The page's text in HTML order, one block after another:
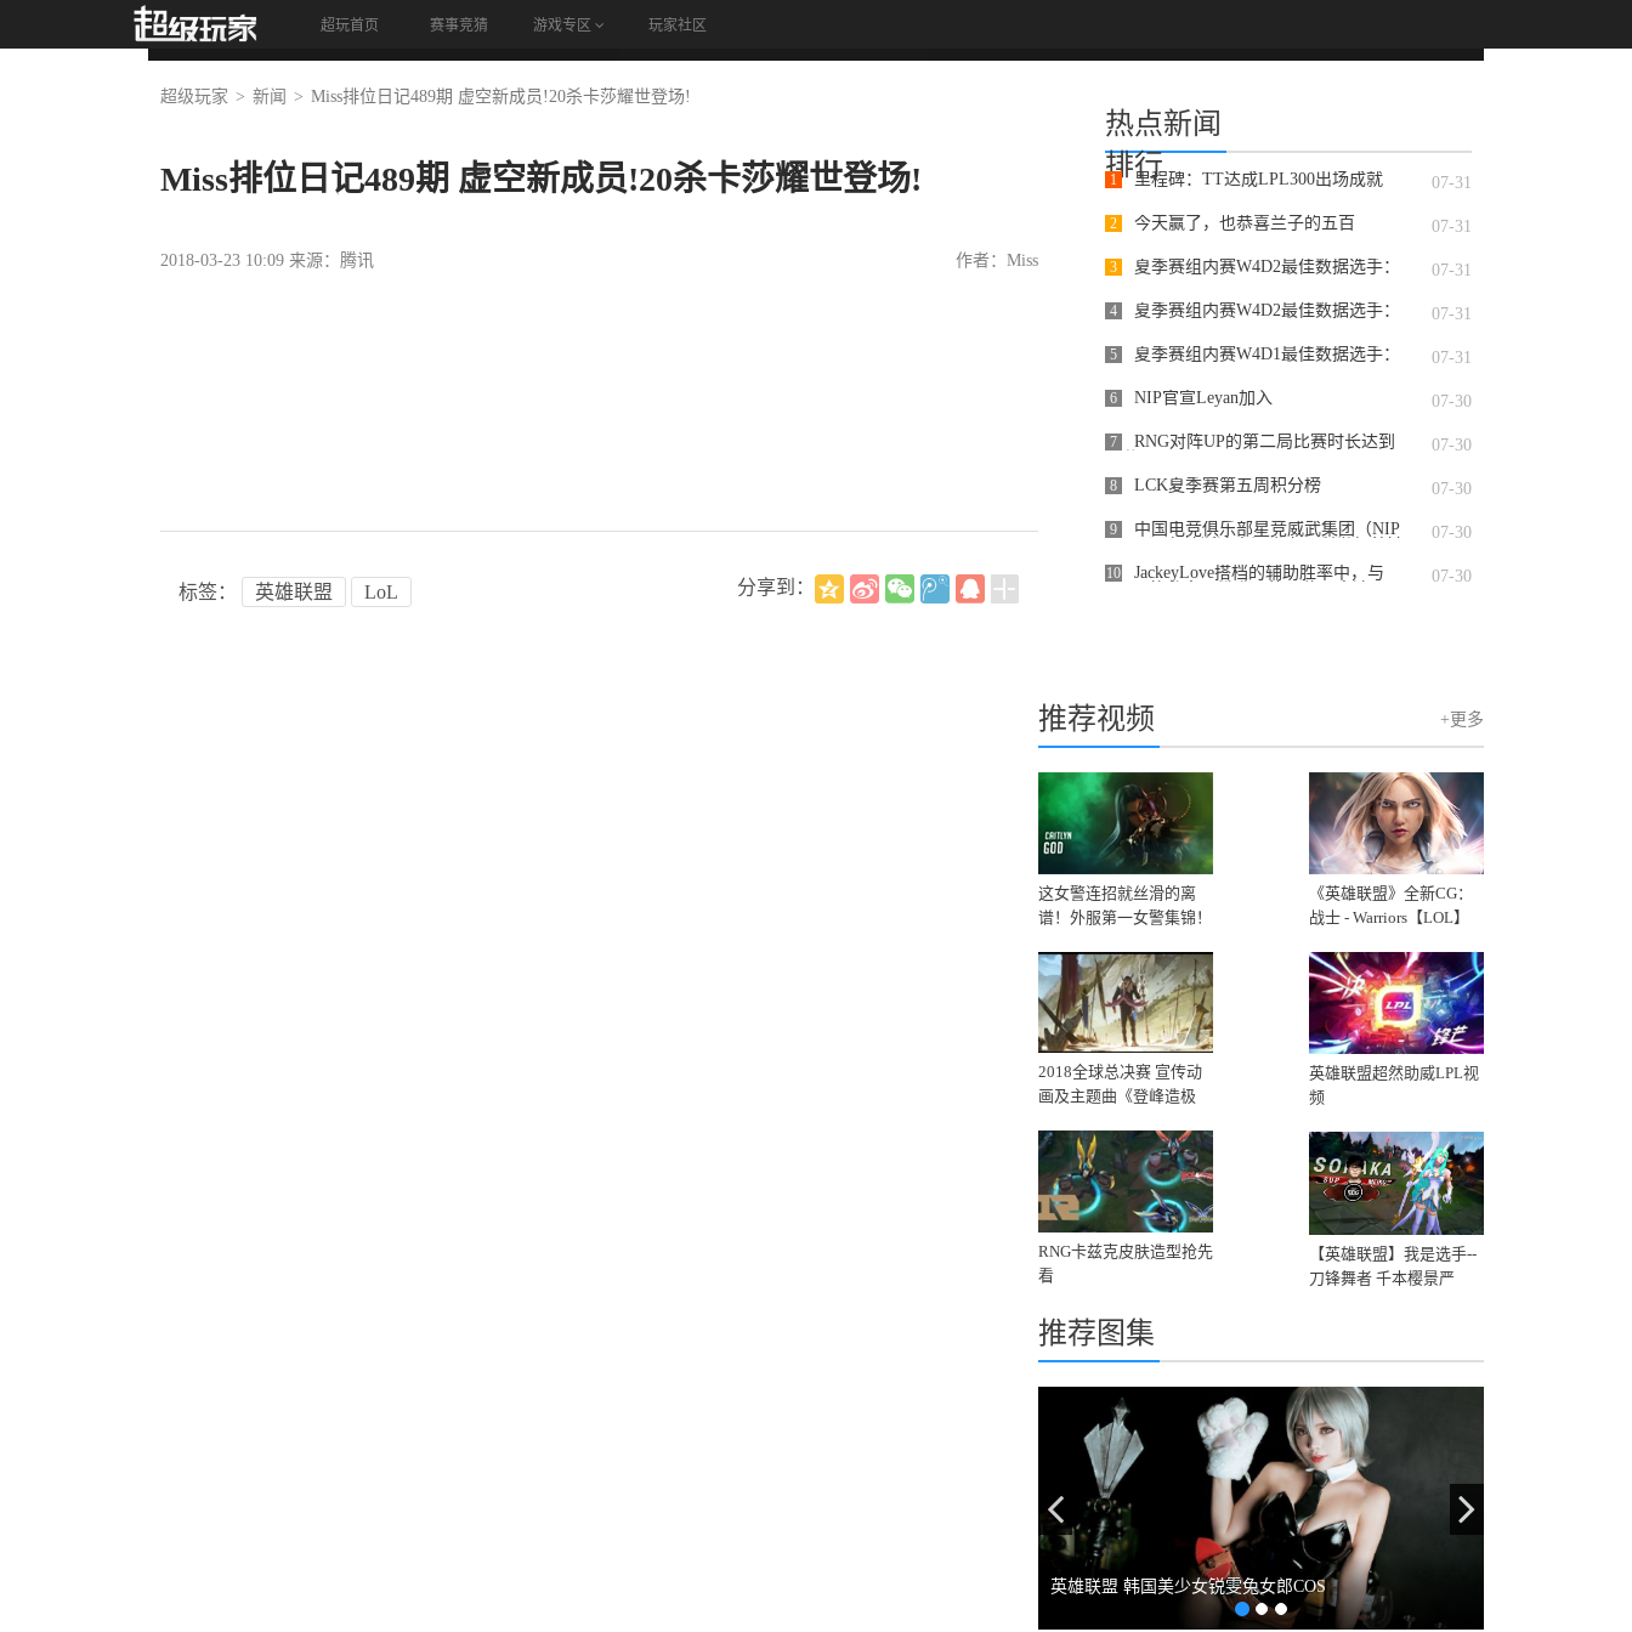
超玩首页 赛事竞猜 游戏专区 玩家社区
首页 视频 竞猜 论坛
超级玩家 新闻 Miss排位日记489期 虚空新成员!20杀卡莎耀世登场!
Miss排位日记489期 虚空新成员!20杀卡莎耀世登场!
2018-03-23 10:09 来源：腾讯 作者：Miss
标签： 英雄联盟 LoL 分享到：
热点新闻
排行
1 里程碑：TT达成LPL300出场成就 07-31
2 今天赢了，也恭喜兰子的五百 07-31
3
夏季赛组内赛W4D2最佳数据选手：
07-31
4
夏季赛组内赛W4D2最佳数据选手：
07-31
5
夏季赛组内赛W4D1最佳数据选手：
07-31
6 NIP官宣Leyan加入 07-30
7
RNG对阵UP的第二局比赛时长达到
07-30
8 LCK夏季赛第五周积分榜 07-30
9
中国电竞俱乐部星竞威武集团（NIP
仪式
07-30
10
JackeyLove搭档的辅助胜率中，与
07-30
推荐视频 +更多
这女警连招就丝滑的离
谱！外服第一女警集锦！
《英雄联盟》全新CG：
战士 - Warriors【LOL】
2018全球总决赛 宣传动
画及主题曲《登峰造极
英雄联盟超然助威LPL视
频
RNG卡兹克皮肤造型抢先
看
【英雄联盟】我是选手--
刀锋舞者 千本樱景严
推荐图集
英雄联盟 韩国美少女锐雯兔女郎COS
Previous